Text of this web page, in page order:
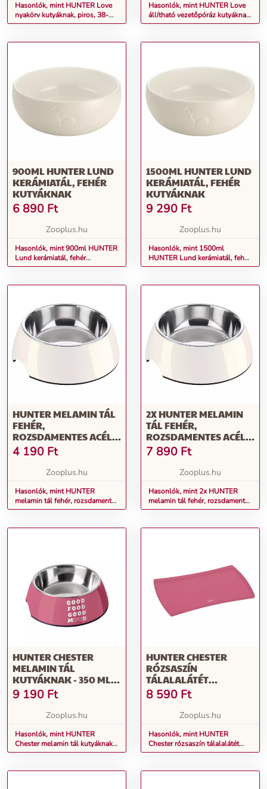
Hasonlók, mint HUNTER Love
nyakörv kutyáknak, piros, 38-
44cm nyakkörfogat
Hasonlók, mint HUNTER Love
állítható vezetőpóráz kutyáknak,
piros, 200cmx18mm
900ML HUNTER LUND
KERÁMIATÁL, FEHÉR
KUTYÁKNAK
6 890 Ft
Zooplus.hu
Hasonlók, mint 900ml HUNTER
Lund kerámiatál, fehér
kutyáknak
1500ML HUNTER LUND
KERÁMIATÁL, FEHÉR
KUTYÁKNAK
9 290 Ft
Zooplus.hu
Hasonlók, mint 1500ml
HUNTER Lund kerámiatál, fehér
kutyáknak
HUNTER MELAMIN TÁL
FEHÉR,
ROZSDAMENTES ACÉL
BEMENETTEL 160ML,
Ø11CM KUTYA
4 190 Ft
Zooplus.hu
Hasonlók, mint HUNTER
melamin tál fehér, rozsdamentes
acél bemenettel 160ml, Ø11cm
2X HUNTER MELAMIN
TÁL FEHÉR,
ROZSDAMENTES ACÉL
BEMENETTEL 160ML,
Ø11CM KUTYA
7 890 Ft
Zooplus.hu
Hasonlók, mint 2x HUNTER
melamin tál fehér, rozsdamentes
acél bemenettel 160ml, Ø11cm
HUNTER CHESTER
MELAMIN TÁL
KUTYÁKNAK - 350 ML,
Ø 17,5 CM
9 190 Ft
Zooplus.hu
Hasonlók, mint HUNTER
Chester melamin tál kutyáknak -
350 ml, Ø 17,5 cm
HUNTER CHESTER
RÓZSASZÍN
TÁLALALÁTÉT
KUTYÁKNAK - H 48 X SZ
30 CM
8 590 Ft
Zooplus.hu
Hasonlók, mint HUNTER
Chester rózsaszín tálalalátét
kutyáknak - H 48 x Sz 30 cm